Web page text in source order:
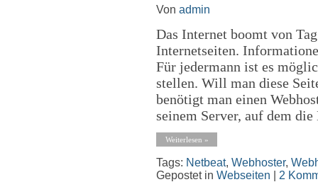
Von admin
Das Internet boomt von
Internetseiten.
Für jedermann ist es
stellen. Will man diese
benötigt man einen
seinem Server, auf dem die
Weiterlesen »
Tags: Netbeat, Webhoster,
Gepostet in Webseiten 2